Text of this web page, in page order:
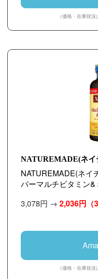
（価格・在庫状
NATUREMADE(ネイ
NATUREMADE(ネイ
パーマルチビタミン
3,078円 → 2,036円
（価格・在庫状